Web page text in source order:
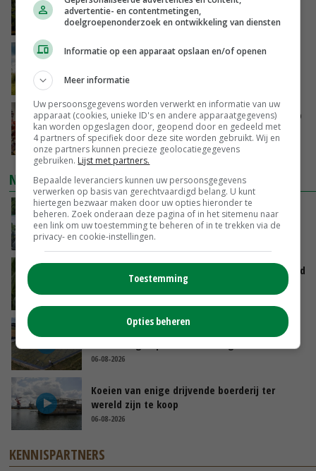
minister spreekt van ‘ondernemersrisico’
GISTEREN, 16:27
‘Rendement van Krullvarkens komt van de
GISTEREN, 15:30
Oorlogen en El Niño stuwen voedselprijzen op
GISTEREN, 15:04
NIEUWSTE VIDEO'S
Oekraïne-vlogger Kees Huizinga: ‘Bezoek van
de ambassade mag zelf groente plukken’
GISTEREN, 12:00
Limburgse mais van Frijns doet het verrassend
Droogte veroorzaakt steeds meer problemen:
06-08-2026
Koeien van enige drijvende boerderij ter
wereld zijn te koop
06-08-2026
KENNISPARTNERS
advertentie- en contentmetingen,
doelgroepenonderzoek en ontwikkeling van diensten
Informatie op een apparaat opslaan en/of openen
Meer informatie
Uw persoonsgegevens worden verwerkt en informatie van uw
apparaat (cookies, unieke ID's en andere apparaatgegevens)
kan worden opgeslagen door, geopend door en gedeeld met
4 partners of specifiek door deze site worden gebruikt. Wij en
onze partners kunnen precieze geolocatiegegevens
gebruiken. Lijst met partners.
Bepaalde leveranciers kunnen uw persoonsgegevens
verwerken op basis van gerechtvaardigd belang. U kunt
hiertegen bezwaar maken door uw opties hieronder te
beheren. Zoek onderaan deze pagina of in het sitemenu naar
een link om uw toestemming te beheren of in te trekken via de
privacy- en cookie-instellingen.
Toestemming
Opties beheren